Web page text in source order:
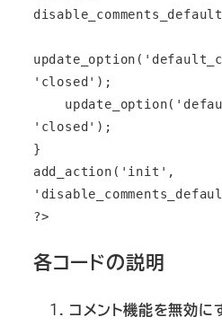
'closed');
'closed');
}
add_action('init',
?>
各コードの説明
コメント機能を無効に